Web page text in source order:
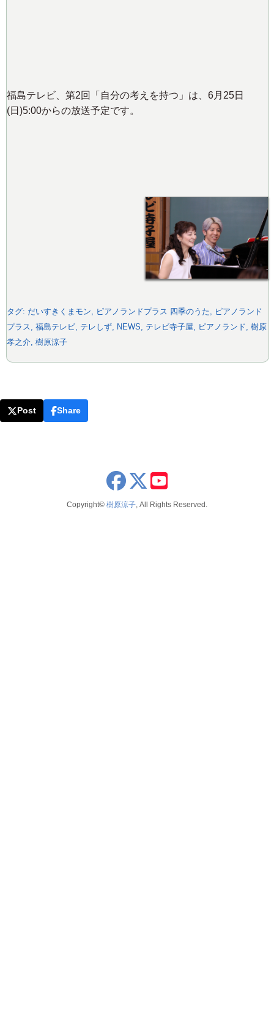
福島テレビ、第2回「自分の考えを持つ」は、6月25日
(日)5:00からの放送予定です。
タグ: だいすきくまモン, ピアノランドプラス 四季のうた, ピアノランド
プラス, 福島テレビ, テレしず, NEWS, テレビ寺子屋, ピアノランド, 樹原
孝之介, 樹原涼子
Post Share
x
Copyright© 樹原涼子, All Rights Reserved.